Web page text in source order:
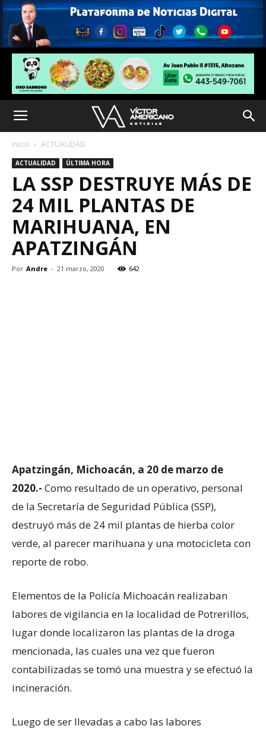
Inicio ACTUALIDAD
ACTUALIDAD ÚLTIMA HORA
LA SSP DESTRUYE MÁS DE
24 MIL PLANTAS DE
MARIHUANA, EN
APATZINGÁN
Por Andre - 21 marzo, 2020 642
Apatzingán, Michoacán, a 20 de marzo de
2020.- Como resultado de un operativo, personal
de la Secretaría de Seguridad Pública (SSP),
destruyó más de 24 mil plantas de hierba color
verde, al parecer marihuana y una motocicleta con
reporte de robo.
Elementos de la Policía Michoacán realizaban
labores de vigilancia en la localidad de Potrerillos,
lugar donde localizaron las plantas de la droga
mencionada, las cuales una vez que fueron
contabilizadas se tomó una muestra y se efectuó la
incineración.
Luego de ser llevadas a cabo las labores